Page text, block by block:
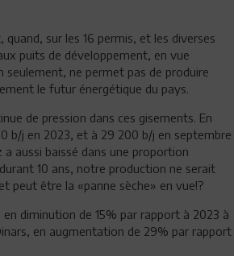
sur les 16 permis, et les diverses
puits de développement, en vue
seulement, ne permet pas de produire
le futur énergétique du pays.
de pression dans ces gisements. En
b/j en 2023, et à 29 200 b/j en septembre
a aussi baissé dans une proportion
10 ans, notre production ne serait
peut être la «panne sèche» en vue!?
diminution de 15% par rapport à 2023 à
en augmentation de 29% par rapport